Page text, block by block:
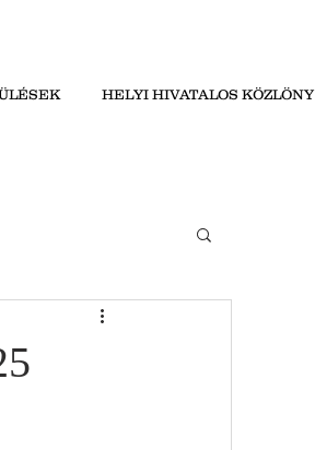
HELYI HIVATALOS KÖZLÖNY